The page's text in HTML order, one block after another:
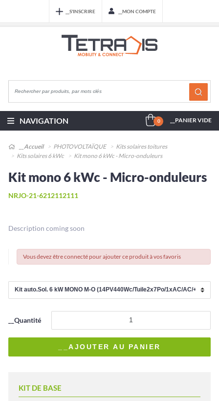
__S'INSCRIRE __MON COMPTE
NAVIGATION 0 __PANIER VIDE
__Accueil PHOTOVOLTAÏQUE
Kits solaires toitures
Kits solaires 6 kWc
Kit mono 6 kWc - Micro-onduleurs
Kit mono 6 kWc - Micro-onduleurs
NRJO-21-6212112111
Description coming soon
Vous devez être connecté pour ajouter ce produit à vos favoris
__Quantité
KIT DE BASE